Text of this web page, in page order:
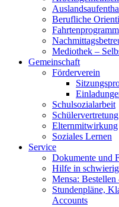
Berufliche
Fahrtenprogramm
Mediothek –
Gemeinschaft
Förderverein
Schulsozialarbeit
Elternmitwirkung
Soziales Lernen
Service
Dokumente und
Hilfe in
Mensa: Bestellen
Stundenpläne,
Accounts